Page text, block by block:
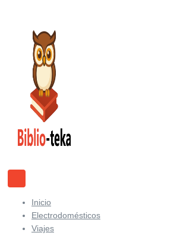
contenido
Inicio
Electrodomésticos
Viajes